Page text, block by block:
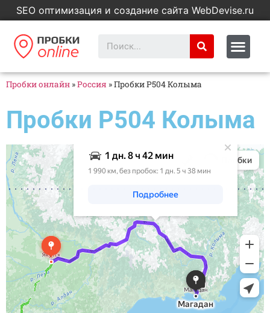
SEO оптимизация и создание сайта WebDevise.ru
Пробки онлайн »Россия »Пробки Р504 Колыма
Пробки Р504 Колыма
Яндекс Карты
Яндекс Карты